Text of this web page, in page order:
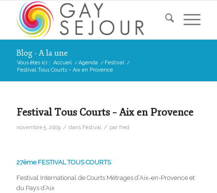
Blog - A la une
Vous êtes ici : Accueil / Agenda / Festival /
Festival Tous Courts – Aix en Provence
Festival Tous Courts – Aix en Provence
novembre 5, 2009 / dans Festival / par fred
27ème FESTIVAL TOUS COURTS
Festival International de Courts Métrages d’Aix-en-Provence et
du Pays d’Aix